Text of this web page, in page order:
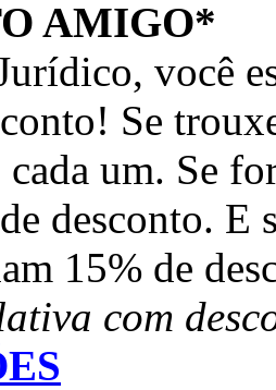
AMIGO*
você
Se
cada um. Se
desconto. E
15% de
com